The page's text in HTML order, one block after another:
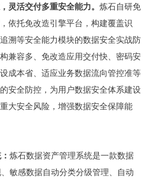
灵活交付多重安全能力。炼石自研免
依托免改造引擎平台，构建覆盖识
溯等安全能力模块的数据安全实战防
兼容多、免改造应用交付快、密码安
成本省、适应业务数据流向管控准等
安全防控，为用户数据安全体系建设
大安全风险，增强数据安全保障能
炼石数据资产管理系统是一款数据
敏感数据自动分类分级管理、自动